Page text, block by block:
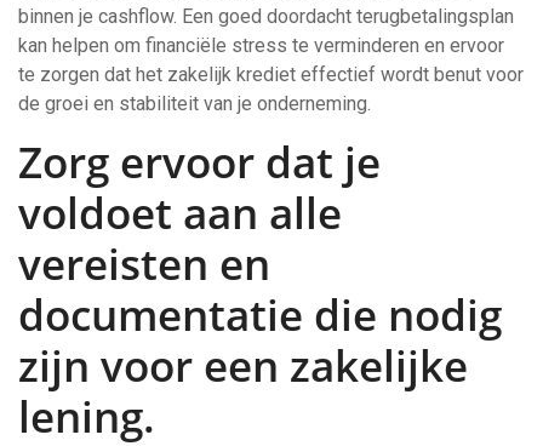
binnen je cashflow. Een goed doordacht terugbetalingsplan
kan helpen om financiële stress te verminderen en ervoor
te zorgen dat het zakelijk krediet effectief wordt benut voor
de groei en stabiliteit van je onderneming.
Zorg ervoor dat je
voldoet aan alle
vereisten en
documentatie die nodig
zijn voor een zakelijke
lening.